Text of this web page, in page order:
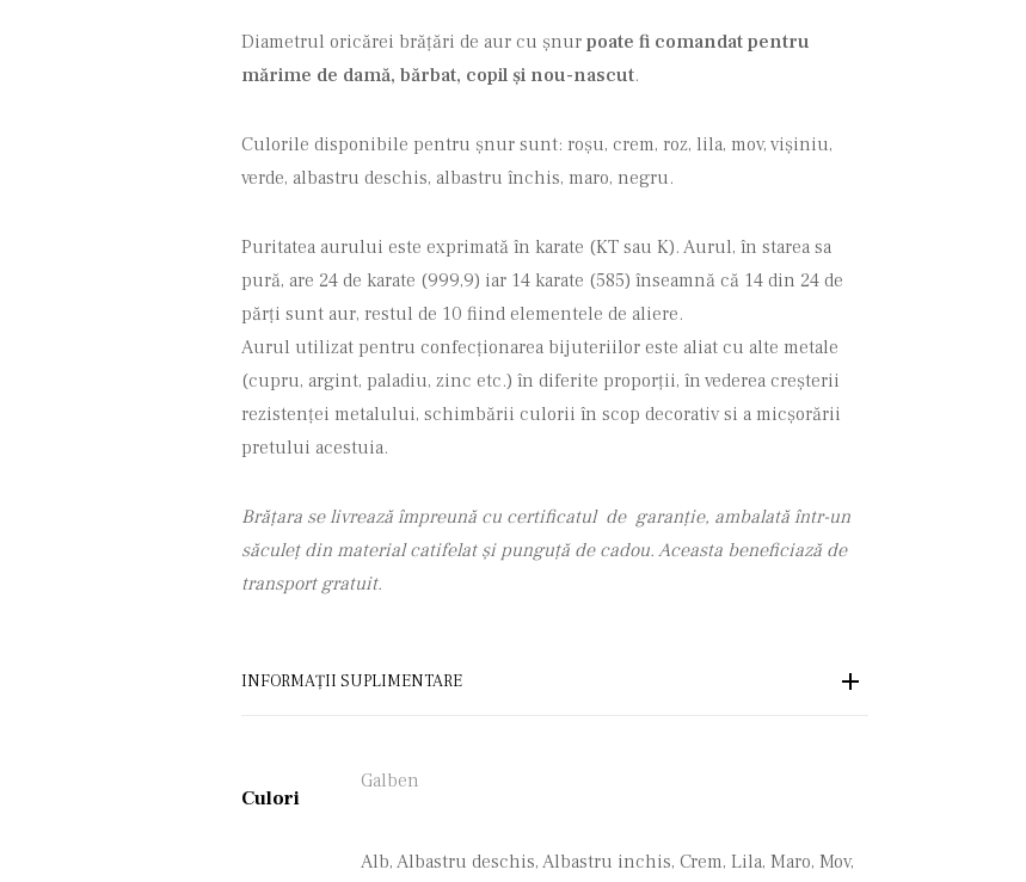
Diametrul oricărei brățări de aur cu șnur poate fi comandat pentru
mărime de damă, bărbat, copil şi nou-nascut.
Culorile disponibile pentru șnur sunt: roșu, crem, roz, lila, mov, vișiniu,
verde, albastru deschis, albastru închis, maro, negru.
Puritatea aurului este exprimată în karate (KT sau K). Aurul, în starea sa
pură, are 24 de karate (999,9) iar 14 karate (585) înseamnă că 14 din 24 de
părţi sunt aur, restul de 10 fiind elementele de aliere.
Aurul utilizat pentru confecţionarea bijuteriilor este aliat cu alte metale
(cupru, argint, paladiu, zinc etc.) în diferite proporții, în vederea creşterii
rezistenţei metalului, schimbării culorii în scop decorativ si a micșorării
pretului acestuia.
Brățara se livrează împreună cu certificatul de garanție, ambalată într-un
săculeț din material catifelat și punguță de cadou. Aceasta beneficiază de
transport gratuit.
INFORMAȚII SUPLIMENTARE
Culori
Galben
Alb, Albastru deschis, Albastru inchis, Crem, Lila, Maro, Mov,